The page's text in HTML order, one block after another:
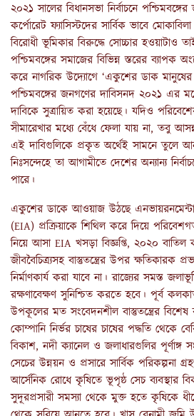
২০২১ সালের বিধানসভা নির্বাচনে
কর্পোরেট ফ্যাসিস্টদের সার্বিক ভাবে
বিরোধী ভূমিকার বিরুদ্ধে সোচ্চার হওয়াটাও
পশ্চিমবঙ্গের সমাজের বিভিন্ন স্তরের ব্যাপক
করে নাগরিক উদ্যোগে ‘একুশের ডাক মানুষের
পশ্চিমবঙ্গের জনগণের দাবিসনদ ২০২১ এর
দাবিকে সুত্রায়িত করা হয়েছে। যদিও
সীমারেখার মধ্যে বেঁধে ফেলা যায় না, তবু
এই দাবিগুলিকে প্রকৃত অর্থেই সামনে তুলে
নিঃসন্দেহে তা আগামীতে দেশের অন্যান্য
পারে।
একুশের ডাকে আওয়াজ উঠছে
(EIA) প্রক্রিয়াকে শিথিল করে দিয়ে
নিয়ে আসা EIA খসড়া বিজ্ঞপ্তি, ২০২০
জীববৈচিত্র্যসহ বাস্তুতন্ত্রের উপর ক্ষতিকারক
নির্মাণকার্য করা যাবে না। রাজ্যের সমস্ত
রক্ষণাবেক্ষণ সুনিশ্চিত করতে হবে। পূর্ব
উপকূলের মত সংবেদনশীল বাস্তুতন্ত্রের
কোম্পানি নির্ভর চাষের চাষের পদ্ধতি থেকে
বিকাশ, নদী ক্যানেল ও জলাধারগুলির পূর্ণাঙ্গ
সেচের উন্নয়ন ও প্রসারে সার্বিক পরিকল্পনা
আর্সেনিক রোধে কৃষিতে ভূপৃষ্ঠ সেচ ব্যবস্থার
সুদূরপ্রসারী সমস্যা থেকে মুক্ত হতে কৃষিকে